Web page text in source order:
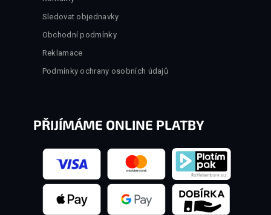
Sledovat objednavky
Obchodní podmínky
Reklamace
Podmínky ochrany osobních údajů
PŘIJÍMÁME ONLINE PLATBY